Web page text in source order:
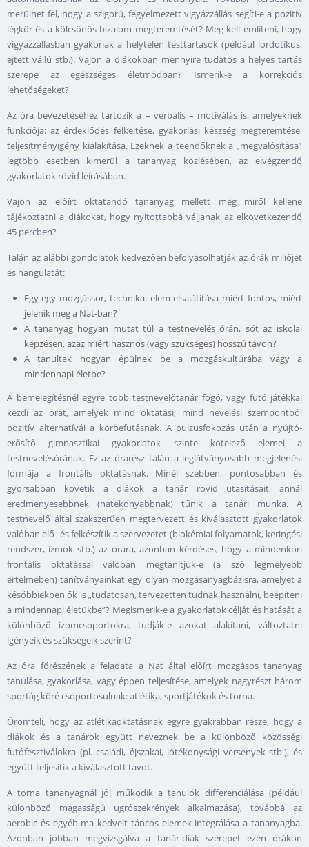
merülhet fel, hogy a szigorú, fegyelmezett vigyázzállás segíti-e a pozitív
légkör és a kölcsönös bizalom megteremtését? Meg kell említeni, hogy
vigyázzállásban gyakoriak a helytelen testtartások (például lordotikus,
ejtett vállú stb.). Vajon a diákokban mennyire tudatos a helyes tartás
szerepe az egészséges életmódban? Ismerik-e a korrekciós
lehetőségeket?
Az óra bevezetéséhez tartozik a – verbális – motiválás is, amelyeknek
funkciója: az érdeklődés felkeltése, gyakorlási készség megteremtése,
teljesítményigény kialakítása. Ezeknek a teendőknek a „megvalósítása”
legtöbb esetben kimerül a tananyag közlésében, az elvégzendő
gyakorlatok rövid leírásában.
Vajon az előírt oktatandó tananyag mellett még miről kellene
tájékoztatni a diákokat, hogy nyitottabbá váljanak az elkövetkezendő
45 percben?
Talán az alábbi gondolatok kedvezően befolyásolhatják az órák miliőjét
és hangulatát:
Egy-egy mozgássor, technikai elem elsajátítása miért fontos, miért
jelenik meg a Nat-ban?
A tananyag hogyan mutat túl a testnevelés órán, sőt az iskolai
képzésen, azaz miért hasznos (vagy szükséges) hosszú távon?
A tanultak hogyan épülnek be a mozgáskultúrába vagy a
mindennapi életbe?
A bemelegítésnél egyre több testnevelőtanár fogó, vagy futó játékkal
kezdi az órát, amelyek mind oktatási, mind nevelési szempontból
pozitív alternatívái a körbefutásnak. A pulzusfokozás után a nyújtó-
erősítő gimnasztikai gyakorlatok szinte kötelező elemei a
testnevelésórának. Ez az órarész talán a leglátványosabb megjelenési
formája a frontális oktatásnak. Minél szebben, pontosabban és
gyorsabban követik a diákok a tanár rövid utasításait, annál
eredményesebbnek (hatékonyabbnak) tűnik a tanári munka. A
testnevelő által szakszerűen megtervezett és kiválasztott gyakorlatok
valóban elő- és felkészítik a szervezetet (biokémiai folyamatok, keringési
rendszer, izmok stb.) az órára, azonban kérdéses, hogy a mindenkori
frontális oktatással valóban megtanítjuk-e (a szó legmélyebb
értelmében) tanítványainkat egy olyan mozgásanyagbázisra, amelyet a
későbbiekben ők is „tudatosan, tervezetten tudnak használni, beépíteni
a mindennapi életükbe”? Megismerik-e a gyakorlatok célját és hatását a
különböző izomcsoportokra, tudják-e azokat alakítani, változtatni
igényeik és szükségeik szerint?
Az óra főrészének a feladata a Nat által előírt mozgásos tananyag
tanulása, gyakorlása, vagy éppen teljesítése, amelyek nagyrészt három
sportág köré csoportosulnak: atlétika, sportjátékok és torna.
Örömteli, hogy az atlétikaoktatásnak egyre gyakrabban része, hogy a
diákok és a tanárok együtt neveznek be a különböző közösségi
futófesztiválokra (pl. családi, éjszakai, jótékonysági versenyek stb.), és
együtt teljesítik a kiválasztott távot.
A torna tananyagnál jól működik a tanulók differenciálása (például
különböző magasságú ugrószekrények alkalmazása), továbbá az
aerobic és egyéb ma kedvelt táncos elemek integrálása a tananyagba.
Azonban jobban megvizsgálva a tanár-diák szerepet ezen órákon